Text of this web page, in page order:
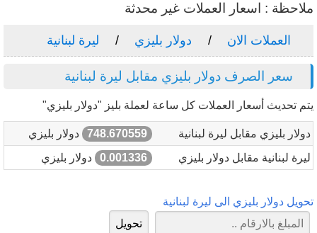
ملاحظة : اسعار العملات غير محدثة
العملات الان دولار بليزي ليرة لبنانية
سعر الصرف دولار بليزي مقابل ليرة لبنانية
يتم تحديث أسعار العملات كل ساعة لعملة بليز "دولار بليزي"
دولار بليزي مقابل ليرة لبنانية 748.670559
دولار بليزي
ليرة لبنانية مقابل دولار بليزي
0.001336 دولار بليزي
تحويل دولار بليزي الى ليرة لبنانية